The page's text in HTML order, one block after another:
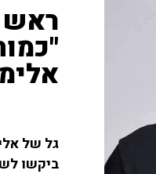
ראש
גל של